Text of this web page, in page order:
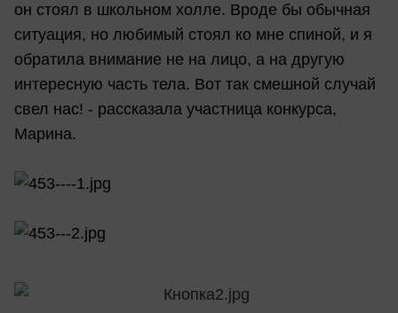
он стоял в школьном холле. Вроде бы обычная
ситуация, но любимый стоял ко мне спиной, и я
обратила внимание не на лицо, а на другую
интересную часть тела. Вот так смешной случай
свел нас! - рассказала участница конкурса,
Марина.